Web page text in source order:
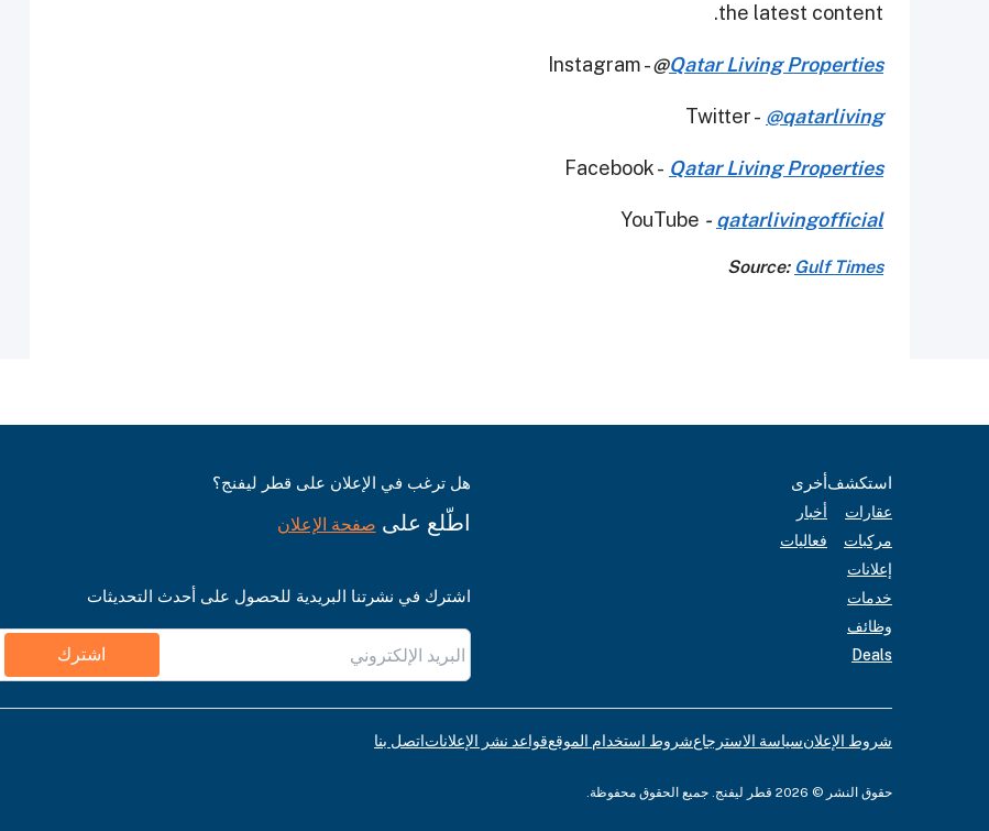
the latest content.
Instagram -@Qatar Living Properties
Twitter - @qatarliving
Facebook - Qatar Living Properties
YouTube - qatarlivingofficial
Source: Gulf Times
استكشف
عقارات
مركبات
إعلانات
خدمات
وظائف
Deals
أخرى
أخبار
فعاليات
هل ترغب في الإعلان على قطر ليفنج؟
اطّلع على صفحة الإعلان
اشترك في نشرتنا البريدية للحصول على أحدث التحديثات
اشترك
شروط الإعلانسياسة الاسترجاعشروط استخدام الموقعقواعد نشر الإعلاناتاتصل بنا
حقوق النشر © 2026 قطر ليفنج. جميع الحقوق محفوظة.